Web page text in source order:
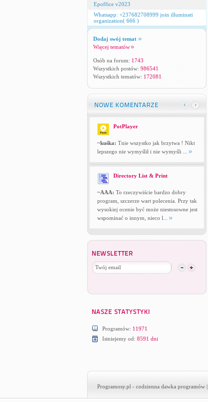
Epoffice v2023
Whatsapp: +237682708999 join illuminati
organization( 666 )
Dodaj swój temat
Więcej tematów
Osób na forum: 1743
Wszystkich postów: 986541
Wszystkich tematów: 172081
PotPlayer
~kuśka: Tnie wszystko jak brzytwa ! Nikt
lepszego nie wymyślił i nie wymyśli ...
Directory List & Print
~AAA: To rzeczywiście bardzo dobry
program, szczerze wart polecenia. Przy tak
wysokiej ocenie być może niestosowne jest
wspominać o innym, nieco l...
Programów: 11971
Istniejemy od: 8591 dni
Programosy.pl - codzienna dawka programów |